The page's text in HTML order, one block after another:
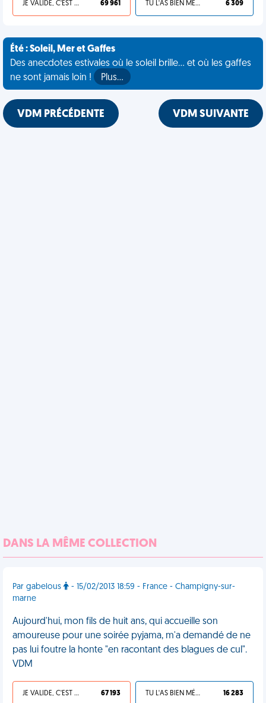
JE VALIDE, C'EST UNE VDM 69 961 TU L'AS BIEN MÉRITÉ 6 309
Été : Soleil, Mer et Gaffes
Des anecdotes estivales où le soleil brille... et où les gaffes
ne sont jamais loin !
Plus…
VDM PRÉCÉDENTE VDM SUIVANTE
DANS LA MÊME COLLECTION
Par gabelous
- 15/02/2013 18:59 - France - Champigny-sur-
marne
Aujourd'hui, mon fils de huit ans, qui accueille son
amoureuse pour une soirée pyjama, m'a demandé de ne
pas lui foutre la honte "en racontant des blagues de cul".
VDM
JE VALIDE, C'EST UNE VDM 67 193 TU L'AS BIEN MÉRITÉ 16 283